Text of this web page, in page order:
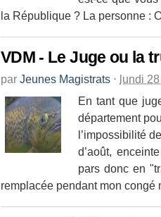
la République ? La personne :
VDM - Le Juge ou la
par Jeunes Magistrats ⋅ lundi
En tant que
département
l’impossibilité
d’août,
pars donc en
remplacée pendant mon congé